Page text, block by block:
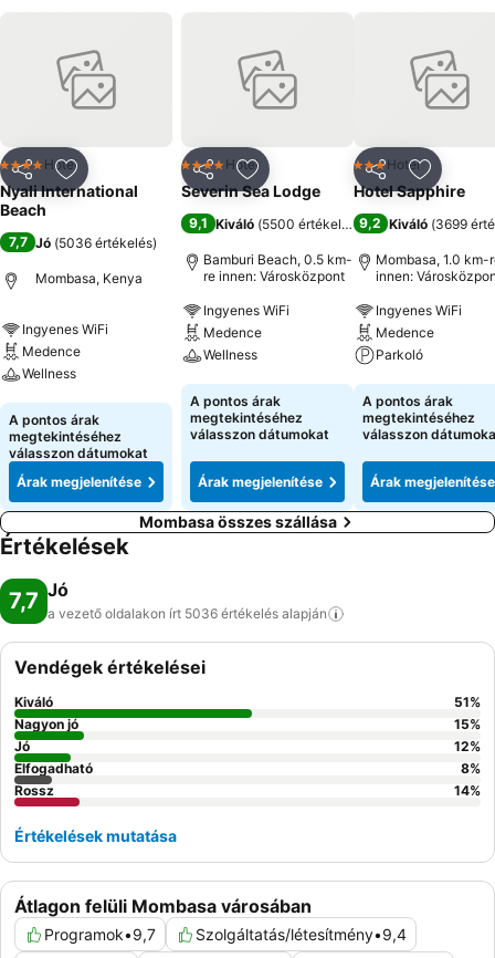
MegosztásHozzáadás a kedvencekhez
4 Kategória
Hotel
Nyali International
Beach
7,7 Jó (5036 értékelés)
Mombasa, Kenya
Ingyenes WiFi
Medence
Wellness
Árak megjelenítése
A pontos árak
megtekintéséhez
válasszon dátumokat
Árak megjelenítése
MegosztásHozzáadás a kedvencekhez
4 Kategória
Hotel
Severin Sea Lodge
9,1 Kiváló (5500 értékelés )
Bamburi Beach, 0.5 km-
re innen: Városközpont
Ingyenes WiFi
Medence
Wellness
Árak megjelenítése
A pontos árak
megtekintéséhez
válasszon dátumokat
Árak megjelenítése
Megosztás
3 Kategória
Hotel
Hotel Sapphire
9,2 Kiváló (3699
Mombasa, 1.0 km-
innen:
Ingyenes WiFi
Medence
Parkoló
Árak
A pontos árak
megtekintéséhez
válasszon
Árak megjelenítése
Mombasa összes szállása
Értékelések
7,7 Jó
a vezető oldalakon írt 5036 értékelés alapján
Átlagon felüli Mombasa városában
Programok•9,7 Szolgáltatás/létesítmény•9,4
Vendégek értékelései
Kiváló 51%
Nagyon jó
15%
Jó
12%
Elfogadható
8%
Rossz
14%
Értékelések mutatása